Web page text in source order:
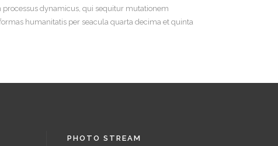
dynamicus, qui sequitur mutationem
humanitatis per seacula quarta decima et quinta
PHOTO STREAM